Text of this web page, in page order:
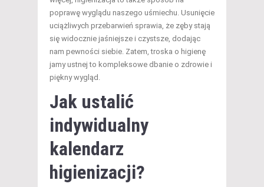
poprawę wyglądu naszego uśmiechu. Usunięcie
uciążliwych przebarwień sprawia, że zęby stają
się widocznie jaśniejsze i czystsze, dodając
nam pewności siebie. Zatem, troska o higienę
jamy ustnej to kompleksowe dbanie o zdrowie i
piękny wygląd.
Jak ustalić
indywidualny
kalendarz
higienizacji?